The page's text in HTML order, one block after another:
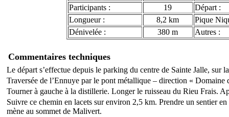
Participants :
19
Départ :
Longueur :
8,2 km
Pique
Dénivelée :
380 m Autres :
Commentaires techniques
Le départ s’effectue depuis le parking du centre de Sainte Jalle, sur
Traversée de l’Ennuye par le pont métallique – direction « Domaine
Tourner à gauche à la distillerie. Longer le ruisseau du Rieu Frais.
Suivre ce chemin en lacets sur environ 2,5 km. Prendre un sentier
mène au sommet de Malivert.